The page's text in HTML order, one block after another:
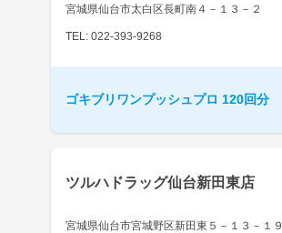
宮城県仙台市太白区長町南４－１３－２
TEL: 022-393-9268
ゴキブリワンプッシュプロ 120回分
ツルハドラッグ仙台新田東店
宮城県仙台市宮城野区新田東５－１３－１９